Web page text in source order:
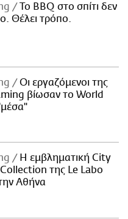
Το BBQ στο σπίτι δεν
Θέλει τρόπο.
Οι εργαζόμενοι της
βίωσαν το World
Η εμβληματική City
της Le Labo
Αθήνα